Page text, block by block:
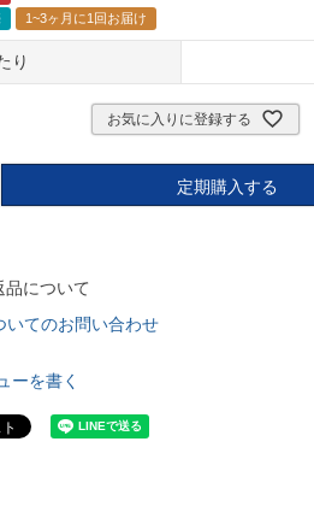
1~3ヶ月に1回お届け
り
お気に入りに登録する
定期購入する
品について
いてのお問い合わせ
ーを書く